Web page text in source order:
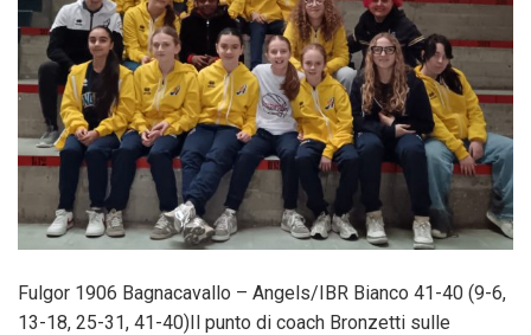
Fulgor 1906 Bagnacavallo – Angels/IBR Bianco 41-40 (9-6,
13-18, 25-31, 41-40)Il punto di coach Bronzetti sulle